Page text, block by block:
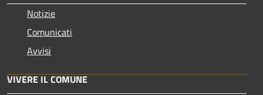
Notizie
Comunicati
Avvisi
VIVERE IL COMUNE